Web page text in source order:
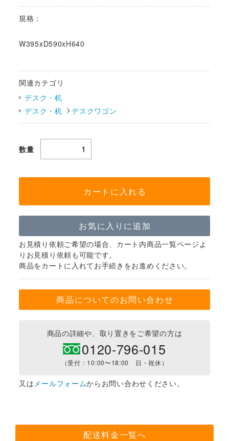
規格：
W395xD590xH640
関連カテゴリ
デスク・机
デスク・机
デスクワゴン
数量
カートに入れる
お気に入りに追加
お見積り依頼ご希望の場合、カート内商品一覧ページよ
りお見積り依頼も可能です。
商品をカートに入れてお手続きをお進めください。
商品についてのお問い合わせ
商品の詳細や、取り置きをご希望の方は
0120-796-015
（受付：10:00〜18:00 日・祝休）
又は メールフォームからお問い合わせください。
配送料金一覧へ